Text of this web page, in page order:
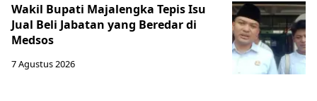
Wakil Bupati Majalengka Tepis Isu
Jual Beli Jabatan yang Beredar di
Medsos
7 Agustus 2026